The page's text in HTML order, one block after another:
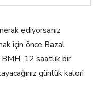
ediyorsanız
için önce Bazal
BMH, 12 saatlik bir
günlük kalori